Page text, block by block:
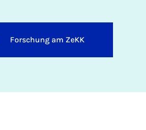
Forschung am ZeKK